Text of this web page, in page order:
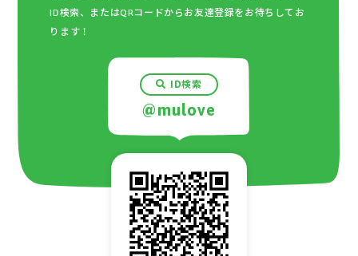
ID検索
@mulove
ID検索、またはQRコードからお友達登録をお待ちしてお
ります！